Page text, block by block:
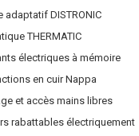
adaptatif DISTRONIC
THERMATIC
électriques à mémoire
en cuir Nappa
et accès mains libres
rabattables électriquement